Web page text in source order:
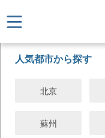
フ
ィ
すべてクリ
ア
人気都市から探す
北京
蘇州